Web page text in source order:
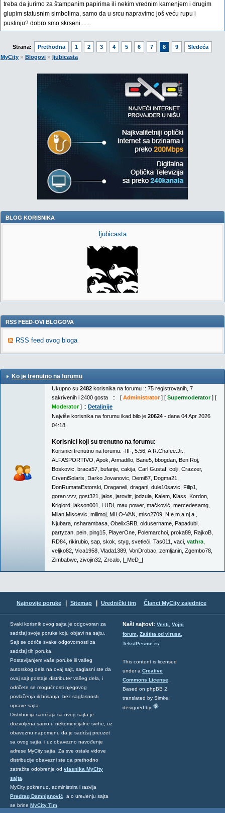
treba da jurimo za štampanim papirima ili nekim vrednim kamenjem i drugim
glupim statusnim simbolima, samo da u srcu napravimo još veću rupu i
pustinju? dobro smo skrseni.......
Strana: Prethodna 1 2 3 4 5 6 7 8 9
Sledeća
MyCity » Blogovi » ljubicasta
BLOG KORISNIKA
ljubicasta
RSS FEED-OVI BLOGOVA
RSS feed ovog bloga
Ko je trenutno na forumu
Ukupno su 2482 korisnika na forumu :: 75 registrovanih, 7
sakrivenih i 2400 gosta :: [ Administrator] [ Supermoderator] [
Moderator] :: Detaljnije
Najviše korisnika na forumu ikad bilo je 20624 - dana 04 Apr 2026
04:18
Korisnici koji su trenutno na forumu:
Korisnici trenutno na forumu: -III- 5.56 A.R.Chafee.Jr.
ALFASPORTIVO Apok Armadillo Bane5 bbogdan Ben Roj
Boskovic braca57 bufanje cakija Carl Gustaf colji Crazzer,
CrveniSolaris Darko Jovanovic Demi87 Dogma21
DonRumataEstorski Draganeli draganl dule10savic Filip1
goran.vvv, gost321 jalos jarovitt jodzula Kalem Klass Kordon
Kriglord lakson001 LUDI max power, mačković mercedesamg
Milan Miscevic milimoj MILO-VAN miso2709 N.e.m.a.nj.a.
Njubara nsharambasa ObelixSRB oldusername Papadubi
partyzan pein ping15 PlayerOne Polemarchoi proka89 RajkoB
RD84 rikirubio sap skok styg svetleći Tas011 vaci vathra
veljko82 Vica1958 Vlada1389 VonDrobac zemljanin Zgembo78
Zimbabwe zivojin32 Zrcalo |_MeD_|
Najnovije poruke Sitemap Urednički tim Članci MyCity zajednice
Svaki korisnik ovog sajta je odgovoran za
sadržaj svoje poruke koju objavi na sajtu.
Sajt se odriče svake odgovornosti za
sadržaj tih poruka.
Postavljanjem vaše poruke ili vašeg
autorskog dela na ovaj sajt, saglasni ste da
ovaj sajt postaje distributer vašeg dela, i
odričete se mogućnosti njegovog
povlačenja ili brisanja, bez saglasnosti
uprave sajta.
Distribucija sadržaja sa ovog sajta je
dozvoljena samo u nekomercijalne svrhe, uz
obaveznu napomenu da je sadržaj preuzet
sa ovog sajta, i uz obavezno navođenje
adrese MyCity sajta. Za sve ostale vidove
distribucije obavezni ste da prethodno
zatražite odobrenje od vlasnika MyCity
sajta
MyCity pokrenuo, administrira i razvija
Predrag Damnjanović , a o uređenju sajta
se brine MyCity Tim
Naši sajtovi: Vesti, Vojni
forum, Zaštita od virusa,
TekstPesme.rs
This content is licensed
under a Creative
Commons License
Based on phpBB 2,
translated by Simke,
designed by